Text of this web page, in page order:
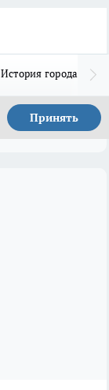
История города Н
Принять